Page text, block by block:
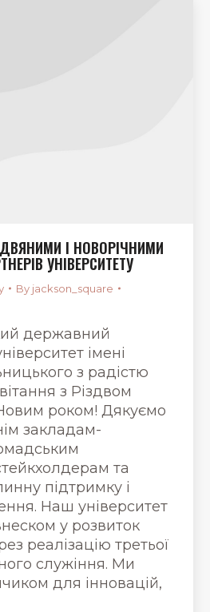
І НОВОРІЧНИМИ
УНІВЕРСИТЕТУ
By jackson_square
державний
імені
з радістю
з Різдвом
роком! Дякуємо
закладам-
та
підтримку і
Наш університет
у розвиток
реалізацію третьої
служіння. Ми
для інновацій,